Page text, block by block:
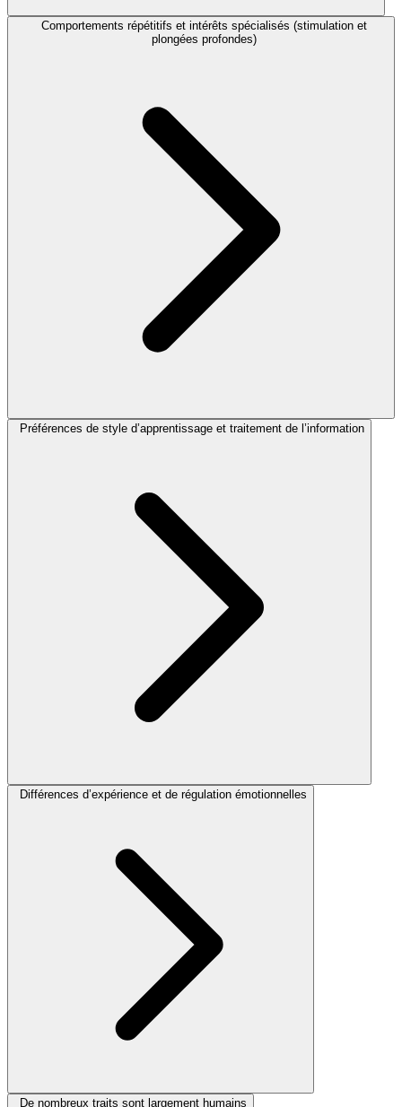
Comportements répétitifs et intérêts spécialisés (stimulation et
plongées profondes)
Préférences de style d’apprentissage et traitement de l’information
Différences d’expérience et de régulation émotionnelles
De nombreux traits sont largement humains